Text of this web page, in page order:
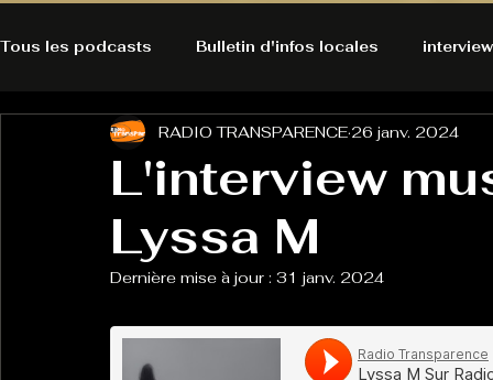
Tous les podcasts Bulletin d'infos locales
A l'Ecoute de la Peau Alternatives Ecologiques
Bulles à découvrir Bonnes résolutions de
L'interview
Lyssa M
RADIO TRANSPARENCE 26 janv. 2024
Dernière mise à jour : 31 janv. 2024